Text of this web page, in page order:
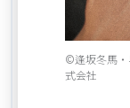
Item
1
©逢坂冬馬・
式会社